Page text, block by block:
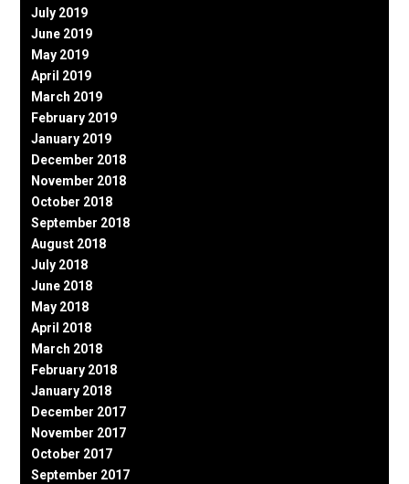
July 2019
June 2019
May 2019
April 2019
March 2019
February 2019
January 2019
December 2018
November 2018
October 2018
September 2018
August 2018
July 2018
June 2018
May 2018
April 2018
March 2018
February 2018
January 2018
December 2017
November 2017
October 2017
September 2017